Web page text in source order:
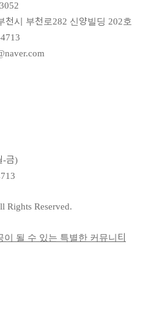
천시 부천로282 신양빌딩 202호
-금)
Rights Reserved.